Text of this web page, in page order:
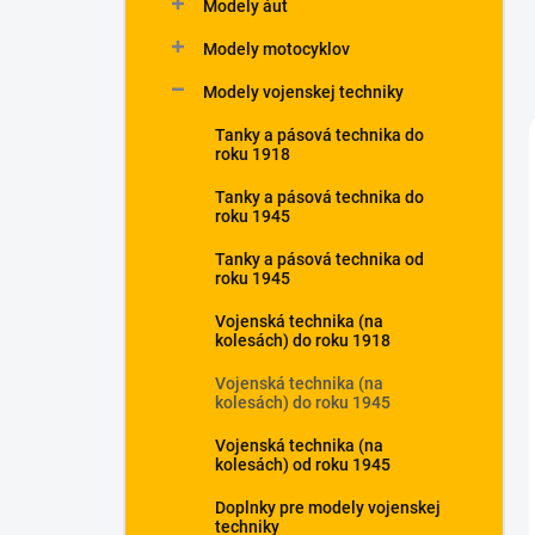
Modely áut
Modely motocyklov
Modely vojenskej techniky
Tanky a pásová technika do
roku 1918
Tanky a pásová technika do
roku 1945
Tanky a pásová technika od
roku 1945
Vojenská technika (na
kolesách) do roku 1918
Vojenská technika (na
kolesách) do roku 1945
Vojenská technika (na
kolesách) od roku 1945
Doplnky pre modely vojenskej
techniky